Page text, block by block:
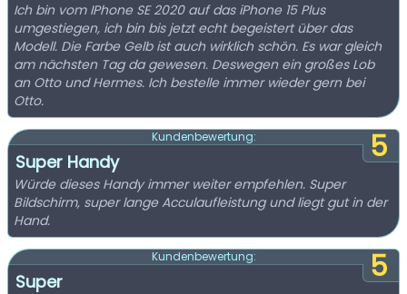
Ich bin vom IPhone SE 2020 auf das iPhone 15 Plus
umgestiegen, ich bin bis jetzt echt begeistert über das
Modell. Die Farbe Gelb ist auch wirklich schön. Es war gleich
am nächsten Tag da gewesen. Deswegen ein großes Lob
an Otto und Hermes. Ich bestelle immer wieder gern bei
Otto.
5
Kundenbewertung:
Super Handy
Würde dieses Handy immer weiter empfehlen. Super
Bildschirm, super lange Acculaufleistung und liegt gut in der
Hand.
5
Kundenbewertung:
Super